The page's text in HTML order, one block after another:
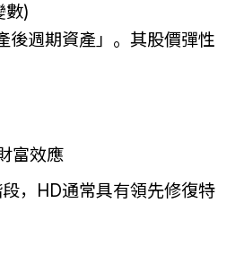
數)
後週期資產」。其股價彈性
富效應
，HD通常具有領先修復特